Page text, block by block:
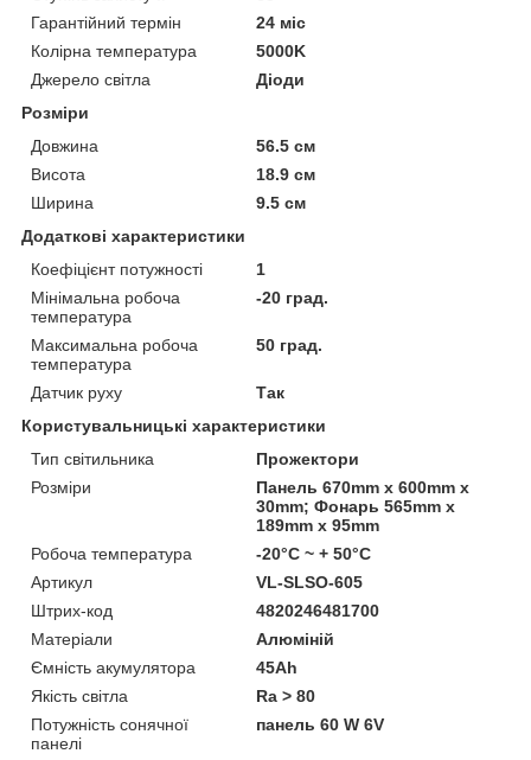
Гарантійний термін
24 міс
Колірна температура
5000K
Джерело світла
Діоди
Розміри
Довжина
56.5 см
Висота
18.9 см
Ширина
9.5 см
Додаткові характеристики
Коефіцієнт потужності
1
Мінімальна робоча
температура
-20 град.
Максимальна робоча
температура
50 град.
Датчик руху
Так
Користувальницькі характеристики
Тип світильника
Прожектори
Розміри
Панель 670mm x 600mm x
30mm; Фонарь 565mm х
189mm х 95mm
Робоча температура
-20°C ~ + 50°С
Артикул
VL-SLSO-605
Штрих-код
4820246481700
Матеріали
Алюміній
Ємність акумулятора
45Ah
Якість світла
Ra > 80
Потужність сонячної
панелі
панель 60 W 6V